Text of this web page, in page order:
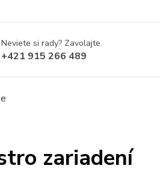
Neviete si rady? Zavolajte.
+421 915 266 489
zariadení